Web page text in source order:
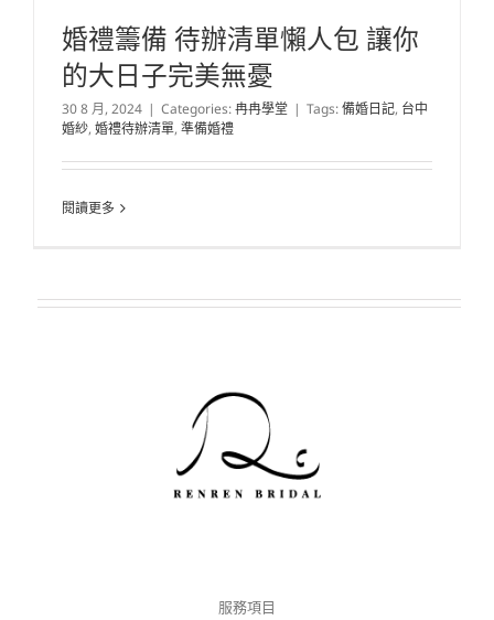
婚禮籌備 待辦清單懶人包 讓你
的大日子完美無憂
30 8 月, 2024 | Categories:冉冉學堂 | Tags:備婚日記, 台中
婚紗, 婚禮待辦清單, 準備婚禮
閱讀更多
服務項目